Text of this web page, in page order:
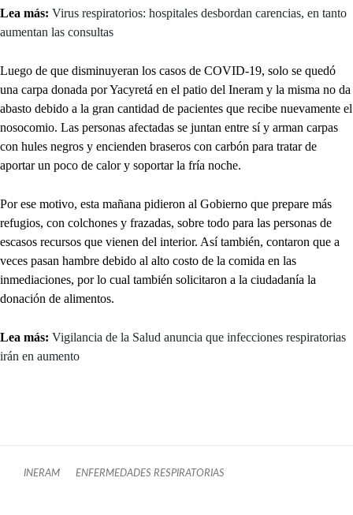
Lea más: Virus respiratorios: hospitales desbordan carencias, en tanto
aumentan las consultas
Luego de que disminuyeran los casos de COVID-19, solo se quedó
una carpa donada por Yacyretá en el patio del Ineram y la misma no da
abasto debido a la gran cantidad de pacientes que recibe nuevamente el
nosocomio. Las personas afectadas se juntan entre sí y arman carpas
con hules negros y encienden braseros con carbón para tratar de
aportar un poco de calor y soportar la fría noche.
Por ese motivo, esta mañana pidieron al Gobierno que prepare más
refugios, con colchones y frazadas, sobre todo para las personas de
escasos recursos que vienen del interior. Así también, contaron que a
veces pasan hambre debido al alto costo de la comida en las
inmediaciones, por lo cual también solicitaron a la ciudadanía la
donación de alimentos.
Lea más: Vigilancia de la Salud anuncia que infecciones respiratorias
irán en aumento
INERAM ENFERMEDADES RESPIRATORIAS